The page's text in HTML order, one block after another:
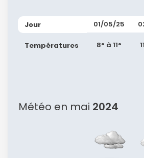
Jour
Températures
01/05/25
8° à 11°
Météo en mai 2024
Continuer avec
ou connectez-vous